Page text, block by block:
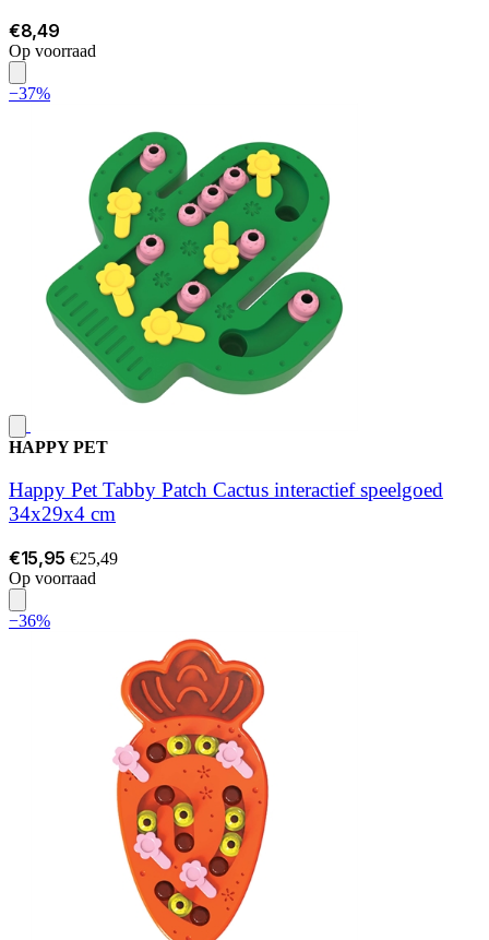
€8,49
Op voorraad
−37%
HAPPY PET
Happy Pet Tabby Patch Cactus interactief speelgoed
34x29x4 cm
€15,95 €25,49
Op voorraad
−36%